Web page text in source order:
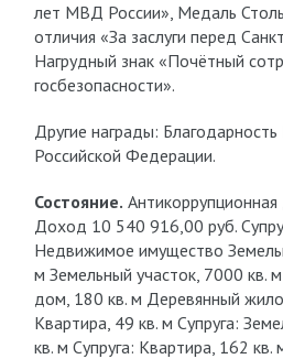
лет МВД России», Медаль
отличия «За заслуги перед
Нагрудный знак «Почётный
госбезопасности».
Другие награды:
Российской Федерации.
Состояние.
Доход 10 540 916,00 руб.
Недвижимое имущество
м Земельный участок, 7000 кв.
дом, 180 кв. м Деревянный
Квартира, 49 кв. м Супруга:
кв. м Супруга: Квартира, 162 кв.